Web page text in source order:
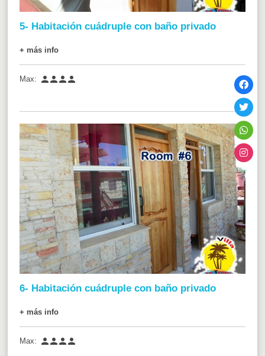
5- Habitación cuádruple con baño privado
+ más info
Max: 
6- Habitación cuádruple con baño privado
+ más info
Max: 